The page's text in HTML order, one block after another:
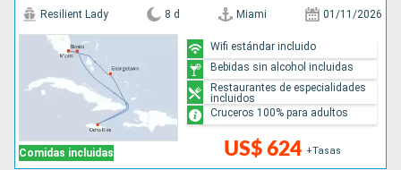
Comidas incluidas
Resilient Lady 8 d Miami 01/11/2026
US$ 624 +Tasas
Wifi estándar incluido
Bebidas sin alcohol incluidas
Restaurantes de especialidades
incluidos
Cruceros 100% para adultos